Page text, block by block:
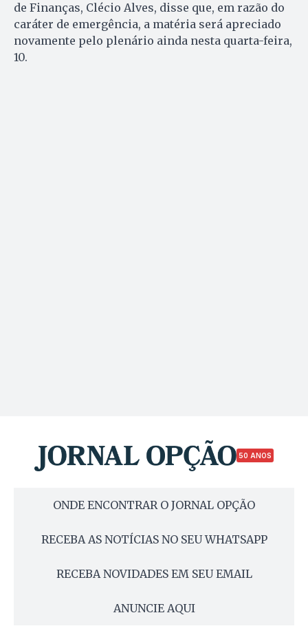
de Finanças, Clécio Alves, disse que, em razão do
caráter de emergência, a matéria será apreciado
novamente pelo plenário ainda nesta quarta-feira,
10.
50 ANOS
ONDE ENCONTRAR O JORNAL OPÇÃO
RECEBA AS NOTÍCIAS NO SEU WHATSAPP
RECEBA NOVIDADES EM SEU EMAIL
ANUNCIE AQUI